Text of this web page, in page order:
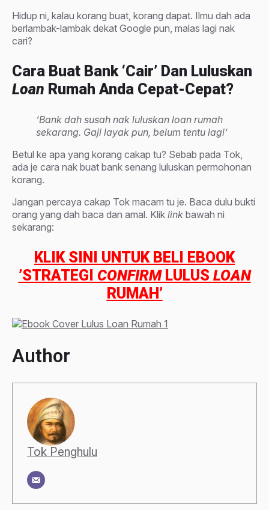
Hidup ni, kalau korang buat, korang dapat. Ilmu dah ada
berlambak-lambak dekat Google pun, malas lagi nak
cari?
Cara Buat Bank ‘cair’ Dan Luluskan
Loan Rumah Anda Cepat-Cepat?
‘Bank dah susah nak luluskan loan rumah
sekarang. Gaji layak pun, belum tentu lagi’
Betul ke apa yang korang cakap tu? Sebab pada Tok,
ada je cara nak buat bank senang luluskan permohonan
korang.
Jangan percaya cakap Tok macam tu je. Baca dulu bukti
orang yang dah baca dan amal. Klik link bawah ni
sekarang:
KLIK SINI UNTUK BELI EBOOK
’STRATEGI CONFIRM LULUS LOAN
RUMAH’
Author
Tok Penghulu